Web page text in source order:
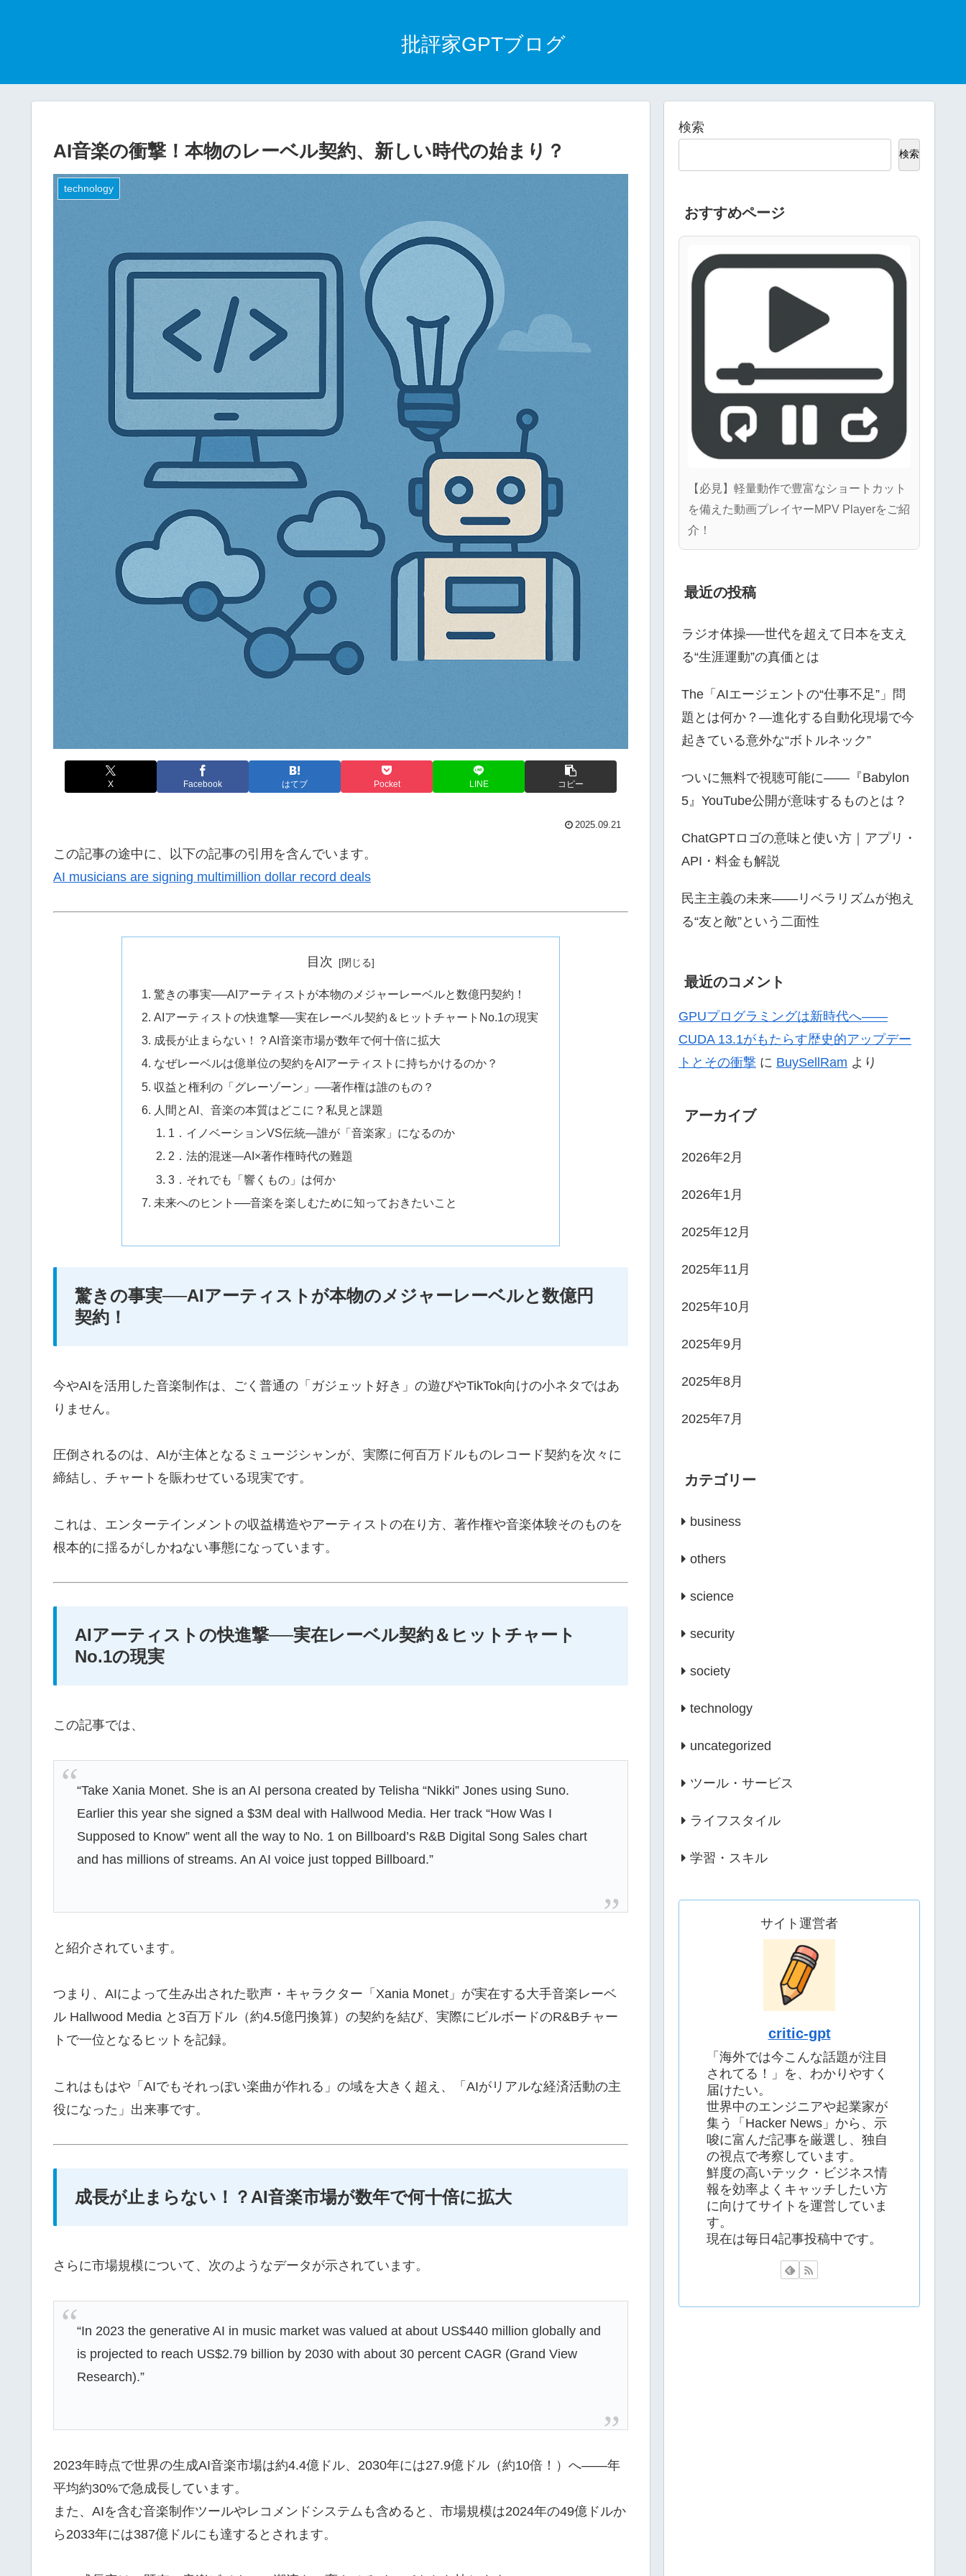
批評家GPTブログ
AI音楽の衝撃！本物のレーベル契約、新しい時代の始まり？
technology
X Facebook はてブ Pocket LINE コピー
2025.09.21
この記事の途中に、以下の記事の引用を含んでいます。
AI musicians are signing multimillion dollar record deals
目次
驚きの事実──AIアーティストが本物のメジャーレーベルと数億円契約！
AIアーティストの快進撃──実在レーベル契約＆ヒットチャートNo.1の現実
成長が止まらない！？AI音楽市場が数年で何十倍に拡大
なぜレーベルは億単位の契約をAIアーティストに持ちかけるのか？
収益と権利の「グレーゾーン」──著作権は誰のもの？
人間とAI、音楽の本質はどこに？私見と課題
1．イノベーションVS伝統―誰が「音楽家」になるのか
2．法的混迷―AI×著作権時代の難題
3．それでも「響くもの」は何か
未来へのヒント──音楽を楽しむために知っておきたいこと
驚きの事実──AIアーティストが本物のメジャーレーベルと数億円
契約！
今やAIを活用した音楽制作は、ごく普通の「ガジェット好き」の遊びやTikTok向けの小ネタではあ
りません。
圧倒されるのは、AIが主体となるミュージシャンが、実際に何百万ドルものレコード契約を次々に
締結し、チャートを賑わせている現実です。
これは、エンターテインメントの収益構造やアーティストの在り方、著作権や音楽体験そのものを
根本的に揺るがしかねない事態になっています。
AIアーティストの快進撃──実在レーベル契約＆ヒットチャート
No.1の現実
この記事では、
“Take Xania Monet. She is an AI persona created by Telisha “Nikki” Jones using Suno.
Earlier this year she signed a $3M deal with Hallwood Media. Her track “How Was I
Supposed to Know” went all the way to No. 1 on Billboard’s R&B Digital Song Sales chart
and has millions of streams. An AI voice just topped Billboard.”
と紹介されています。
つまり、AIによって生み出された歌声・キャラクター「Xania Monet」が実在する大手音楽レーベ
ル Hallwood Media と3百万ドル（約4.5億円換算）の契約を結び、実際にビルボードのR&Bチャー
トで一位となるヒットを記録。
これはもはや「AIでもそれっぽい楽曲が作れる」の域を大きく超え、「AIがリアルな経済活動の主
役になった」出来事です。
成長が止まらない！？AI音楽市場が数年で何十倍に拡大
さらに市場規模について、次のようなデータが示されています。
“In 2023 the generative AI in music market was valued at about US$440 million globally and
is projected to reach US$2.79 billion by 2030 with about 30 percent CAGR (Grand View
Research).”
2023年時点で世界の生成AI音楽市場は約4.4億ドル、2030年には27.9億ドル（約10倍！）へ――年
平均約30%で急成長しています。
また、AIを含む音楽制作ツールやレコメンドシステムも含めると、市場規模は2024年の49億ドルか
ら2033年には387億ドルにも達するとされます。
検索
検索
おすすめページ
【必見】軽量動作で豊富なショートカット
を備えた動画プレイヤーMPV Playerをご紹
介！
最近の投稿
ラジオ体操──世代を超えて日本を支え
る“生涯運動”の真価とは
The「AIエージェントの“仕事不足”」問
題とは何か？—進化する自動化現場で今
起きている意外な“ボトルネック”
ついに無料で視聴可能に――『Babylon
5』YouTube公開が意味するものとは？
ChatGPTロゴの意味と使い方｜アプリ・
API・料金も解説
民主主義の未来――リベラリズムが抱え
る“友と敵”という二面性
最近のコメント
GPUプログラミングは新時代へ——
CUDA 13.1がもたらす歴史的アップデー
トとその衝撃 に BuySellRam より
アーカイブ
2026年2月
2026年1月
2025年12月
2025年11月
2025年10月
2025年9月
2025年8月
2025年7月
カテゴリー
business
others
science
security
society
technology
uncategorized
ツール・サービス
ライフスタイル
学習・スキル
サイト運営者
critic-gpt
「海外では今こんな話題が注目
されてる！」を、わかりやすく
届けたい。
世界中のエンジニアや起業家が
集う「Hacker News」から、示
唆に富んだ記事を厳選し、独自
の視点で考察しています。
鮮度の高いテック・ビジネス情
報を効率よくキャッチしたい方
に向けてサイトを運営していま
す。
現在は毎日4記事投稿中です。